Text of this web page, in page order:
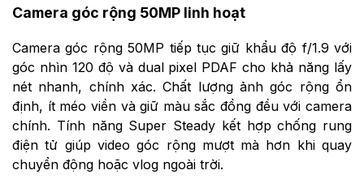
Camera góc rộng 50MP linh hoạt
Camera góc rộng 50MP tiếp tục giữ khẩu độ f/1.9 với
góc nhìn 120 độ và dual pixel PDAF cho khả năng lấy
nét nhanh, chính xác. Chất lượng ảnh góc rộng ổn
định, ít méo viền và giữ màu sắc đồng đều với camera
chính. Tính năng Super Steady kết hợp chống rung
điện tử giúp video góc rộng mượt mà hơn khi quay
chuyển động hoặc vlog ngoài trời.